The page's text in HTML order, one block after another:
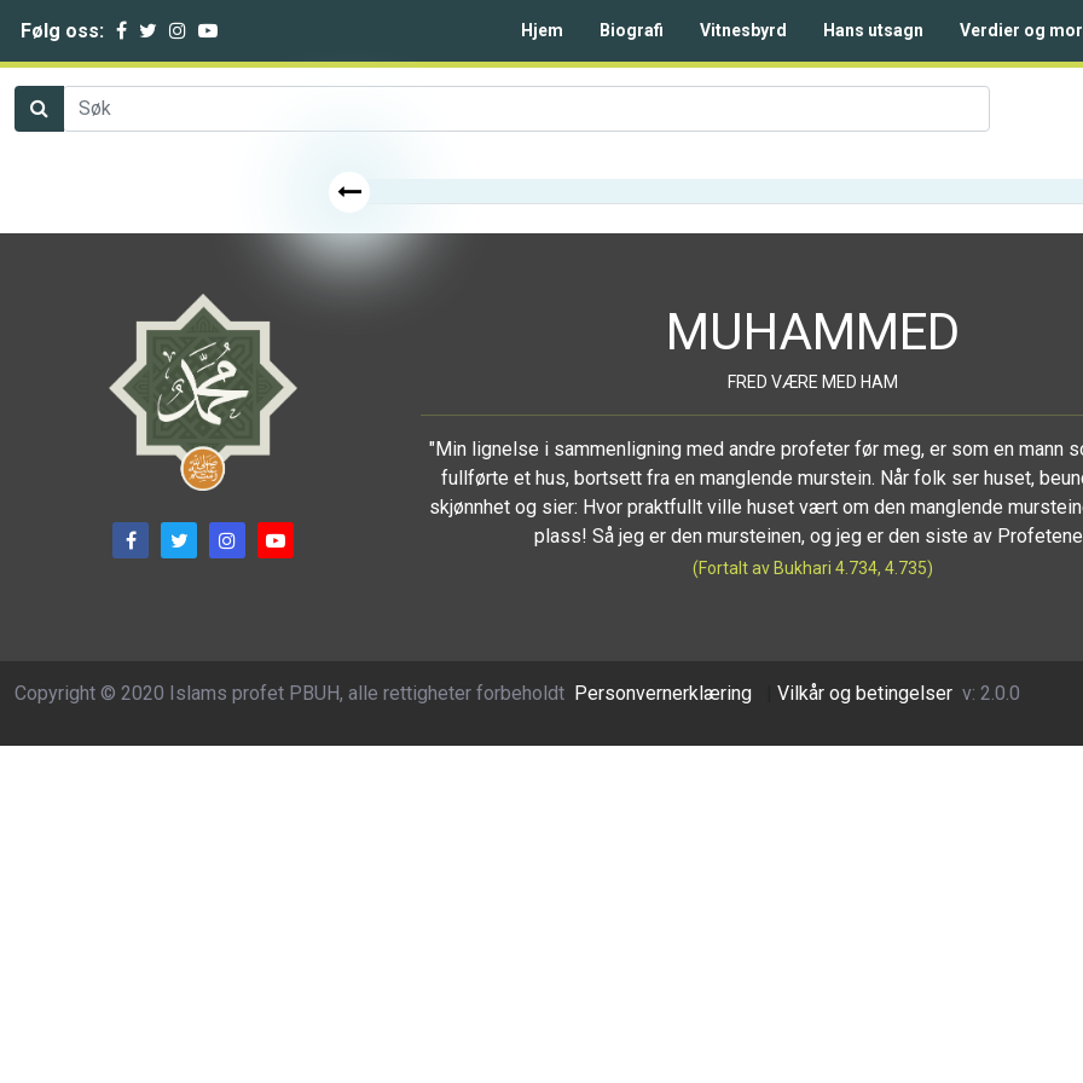
Følg oss: Hjem Biografi Vitnesbyrd Hans utsagn Verdier og
MUHAMMED
FRED VÆRE MED HAM
"Min lignelse i sammenligning med andre profeter før meg, er som en mann
fullførte et hus, bortsett fra en manglende murstein. Når folk ser huset,
skjønnhet og sier: Hvor praktfullt ville huset vært om den manglende
plass! Så jeg er den mursteinen, og jeg er den siste av
(Fortalt av Bukhari 4.734, 4.735)
Copyright © 2020 Islams profet PBUH, alle rettigheter forbeholdt Personvernerklæring Vilkår og betingelser v: 2.0.0